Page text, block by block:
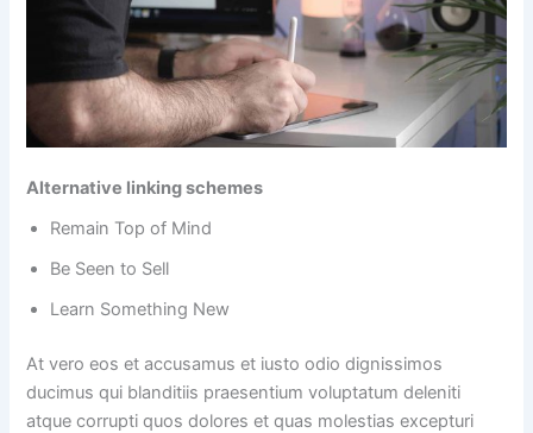
Alternative linking schemes
Remain Top of Mind
Be Seen to Sell
Learn Something New
At vero eos et accusamus et iusto odio dignissimos
ducimus qui blanditiis praesentium voluptatum deleniti
atque corrupti quos dolores et quas molestias excepturi